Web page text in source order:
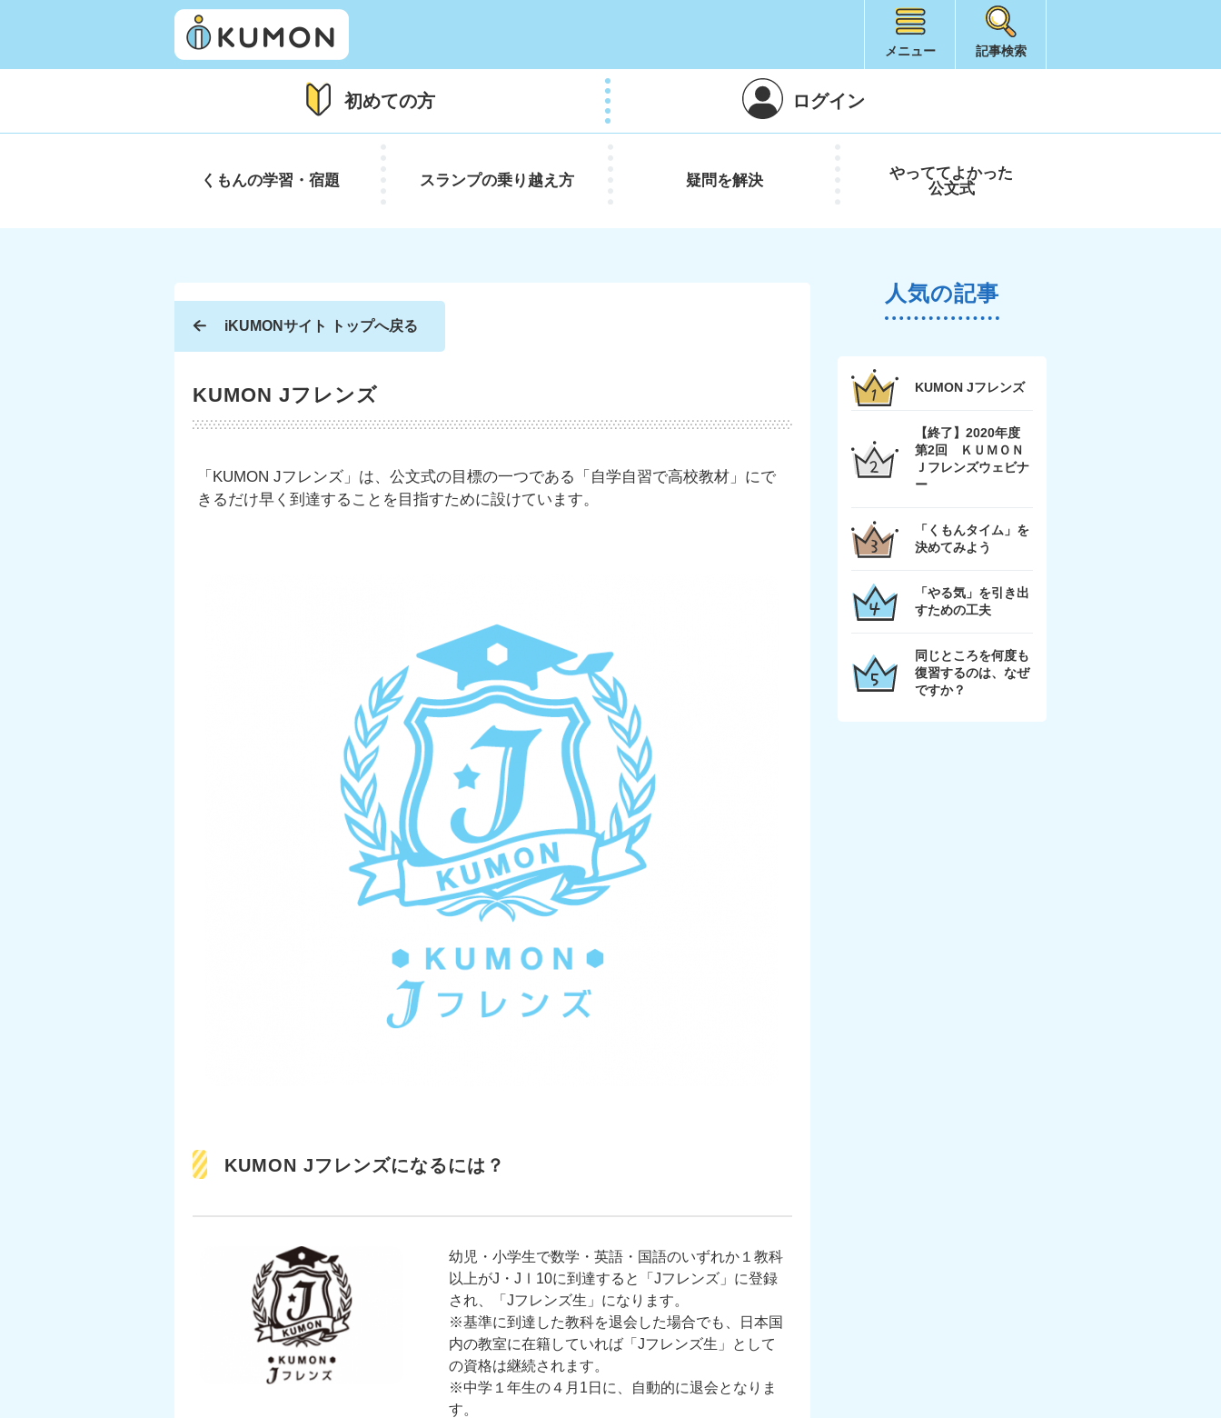
メニュー 記事検索
初めての方 ログイン
くもんの学習・宿題 スランプの乗り越え方 疑問を解決 やっててよかった
公文式
iKUMONサイト トップへ戻る
KUMON Jフレンズ
「KUMON Jフレンズ」は、公文式の目標の一つである「自学自習で高校教材」にで
きるだけ早く到達することを目指すために設けています。
KUMON Jフレンズになるには？
幼児・小学生で数学・英語・国語のいずれか１教科
以上がJ・JⅠ10に到達すると「Jフレンズ」に登録
され、「Jフレンズ生」になります。
※基準に到達した教科を退会した場合でも、日本国
内の教室に在籍していれば「Jフレンズ生」として
の資格は継続されます。
※中学１年生の４月1日に、自動的に退会となりま
す。
人気の記事
KUMON Jフレンズ
【終了】2020年度
第2回 ＫＵＭＯＮ
Ｊフレンズウェビナ
ー
「くもんタイム」を
決めてみよう
「やる気」を引き出
すための工夫
同じところを何度も
復習するのは、なぜ
ですか？